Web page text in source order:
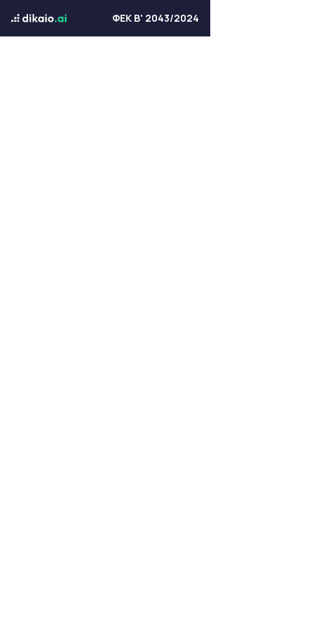
ΦΕΚ Β' 2043/2024